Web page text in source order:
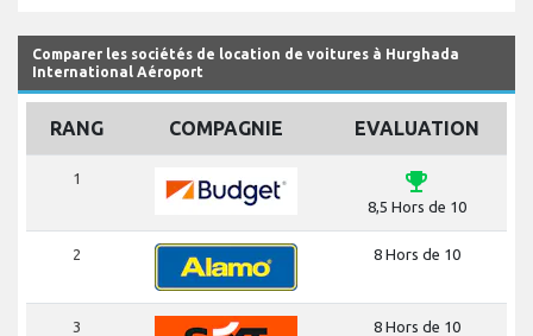
Comparer les sociétés de location de voitures à Hurghada
International Aéroport
RANG COMPAGNIE EVALUATION
1 emoji_events
8,5 Hors de 10
2 8 Hors de 10
3 8 Hors de 10